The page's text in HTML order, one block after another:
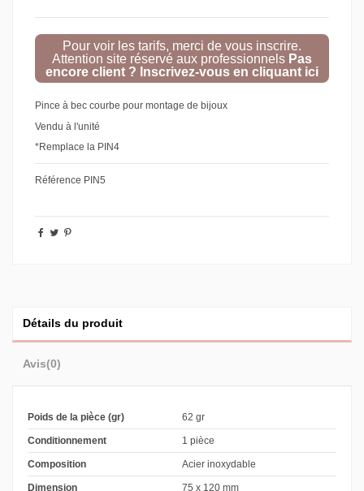
Pour voir les tarifs, merci de vous inscrire.
Attention site réservé aux professionnels Pas
encore client ? Inscrivez-vous en cliquant ici
Pince à bec courbe pour montage de bijoux
Vendu à l'unité
*Remplace la PIN4
Référence PIN5
Détails du produit
Avis(0)
Poids de la pièce (gr) 62 gr
Conditionnement 1 pièce
Composition Acier inoxydable
Dimension 75 x 120 mm